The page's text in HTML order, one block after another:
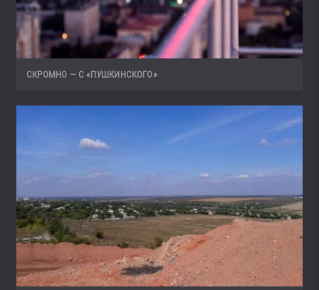
СКРОМНО — С «ПУШКИНСКОГО»